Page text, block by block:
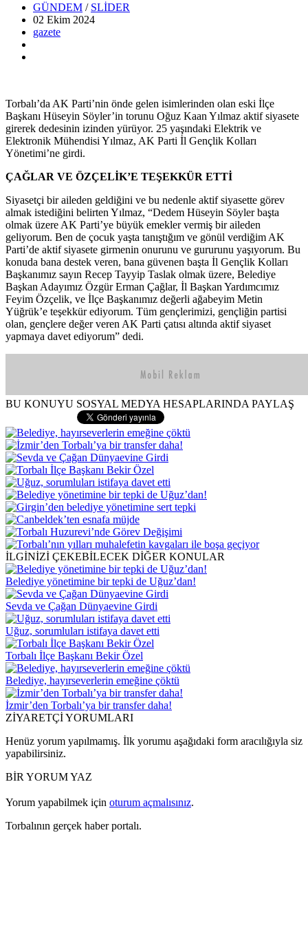
GÜNDEM / SLİDER
02 Ekim 2024
gazete
Torbalı’da AK Parti’nin önde gelen isimlerinden olan eski İlçe
Başkanı Hüseyin Söyler’in torunu Oğuz Kaan Yılmaz aktif siyasete
girerek dedesinin izinden yürüyor. 25 yaşındaki Elektrik ve
Elektronik Mühendisi Yılmaz, AK Parti İl Gençlik Kolları
Yönetimi’ne girdi.
ÇAĞLAR VE ÖZÇELİK’E TEŞEKKÜR ETTİ
Siyasetçi bir aileden geldiğini ve bu nedenle aktif siyasette görev
almak istediğini belirten Yılmaz, “Dedem Hüseyin Söyler başta
olmak üzere AK Parti’ye büyük emekler vermiş bir aileden
geliyorum. Ben de çocuk yaşta tanıştığım ve gönül verdiğim AK
Parti’de aktif siyasete girmenin onurunu ve gururunu yaşıyorum. Bu
konuda bana destek veren, bana güvenen başta İl Gençlik Kolları
Başkanımız sayın Recep Tayyip Taslak olmak üzere, Belediye
Başkan Adayımız Özgür Erman Çağlar, İl Başkan Yardımcımız
Feyim Özçelik, ve İlçe Başkanımız değerli ağabeyim Metin
Yüğrük’e teşekkür ediyorum. Tüm gençlerimizi, gençliğin partisi
olan, gençlere değer veren AK Parti çatısı altında aktif siyaset
yapmaya davet ediyorum” dedi.
BU KONUYU SOSYAL MEDYA HESAPLARINDA PAYLAŞ
İLGİNİZİ ÇEKEBİLECEK DİĞER KONULAR
Belediye yönetimine bir tepki de Uğuz’dan!
Sevda ve Çağan Dünyaevine Girdi
Uğuz, sorumluları istifaya davet etti
Torbalı İlçe Başkanı Bekir Özel
Belediye, hayırseverlerin emeğine çöktü
İzmir’den Torbalı’ya bir transfer daha!
ZİYARETÇİ YORUMLARI
Henüz yorum yapılmamış. İlk yorumu aşağıdaki form aracılığıyla siz
yapabilirsiniz.
BİR YORUM YAZ
Yorum yapabilmek için oturum açmalısınız.
Torbalının gerçek haber portalı.